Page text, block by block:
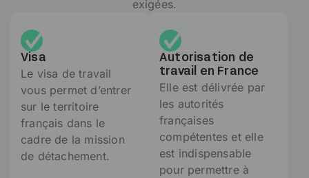
exigées.
Visa
Le visa de travail
vous permet d’entrer
sur le territoire
français dans le
cadre de la mission
de détachement.
Autorisation de
travail en France
Elle est délivrée par
les autorités
françaises
compétentes et elle
est indispensable
pour permettre à